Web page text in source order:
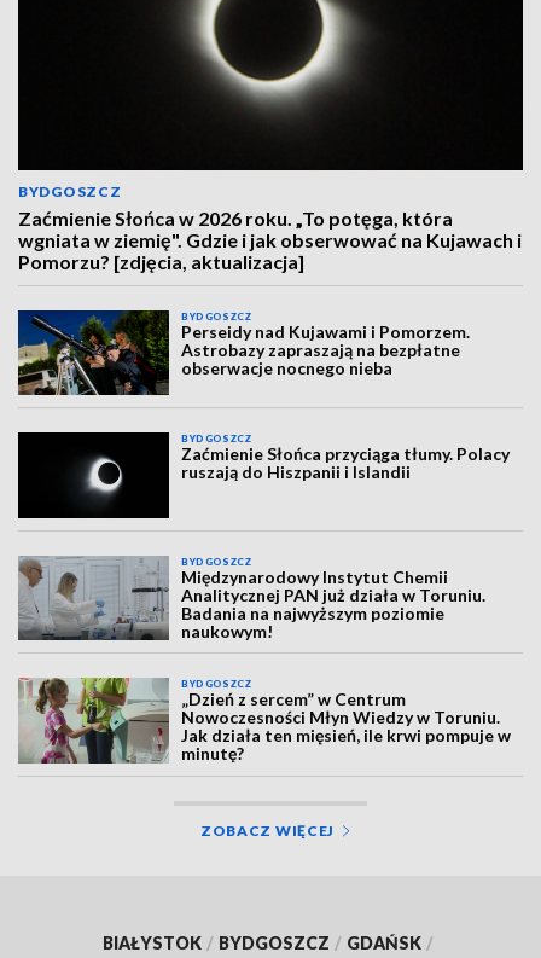
BYDGOSZCZ
Zaćmienie Słońca w 2026 roku. „To potęga, która
wgniata w ziemię". Gdzie i jak obserwować na Kujawach i
Pomorzu? [zdjęcia, aktualizacja]
BYDGOSZCZ
Perseidy nad Kujawami i Pomorzem.
Astrobazy zapraszają na bezpłatne
obserwacje nocnego nieba
BYDGOSZCZ
Zaćmienie Słońca przyciąga tłumy. Polacy
ruszają do Hiszpanii i Islandii
BYDGOSZCZ
Międzynarodowy Instytut Chemii
Analitycznej PAN już działa w Toruniu.
Badania na najwyższym poziomie
naukowym!
BYDGOSZCZ
„Dzień z sercem” w Centrum
Nowoczesności Młyn Wiedzy w Toruniu.
Jak działa ten mięsień, ile krwi pompuje w
minutę?
ZOBACZ WIĘCEJ
BIAŁYSTOK / BYDGOSZCZ / GDAŃSK /